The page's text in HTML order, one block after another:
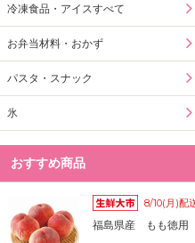
冷凍食品・アイスすべて
お弁当材料・おかず
パスタ・スナック
氷
おすすめ商品
8/10(月)配
福島県産 もも徳